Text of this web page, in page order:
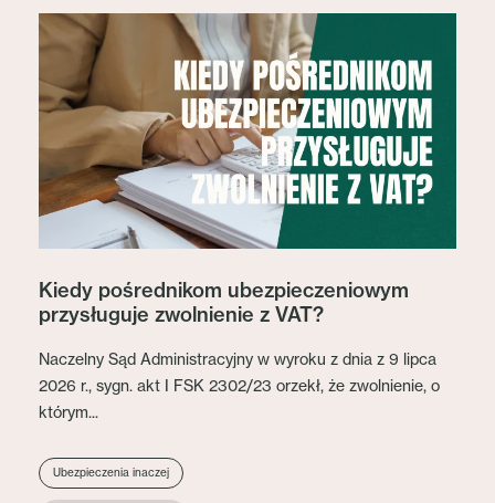
Kiedy pośrednikom ubezpieczeniowym
przysługuje zwolnienie z VAT?
Naczelny Sąd Administracyjny w wyroku z dnia z 9 lipca
2026 r., sygn. akt I FSK 2302/23 orzekł, że zwolnienie, o
którym...
Ubezpieczenia inaczej